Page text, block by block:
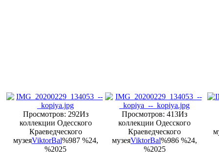
Просмотров: 292Из
коллекции Одесского
Краеведческого
музеяViktorBal%987 %24,
%2025
Просмотров: 413Из
коллекции Одесского
Краеведческого
музеяViktorBal%986 %24,
%2025